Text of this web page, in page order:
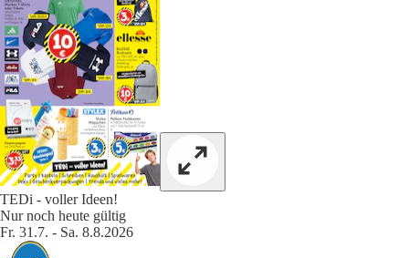
TEDi - voller Ideen!
Nur noch heute gültig
Fr. 31.7. - Sa. 8.8.2026